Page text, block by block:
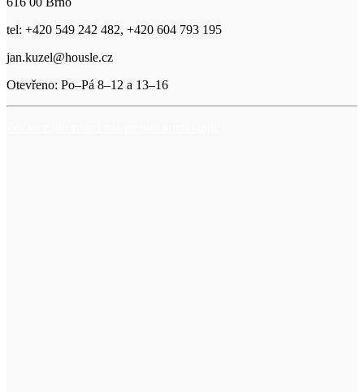
tel: +420 549 242 482, +420 604 793 195
jan.kuzel@housle.cz
Otevřeno: Po–Pá 8–12 a 13–16